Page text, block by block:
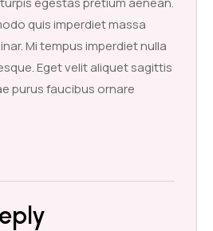
quis imperdiet massa
Mi tempus imperdiet nulla
Eget velit aliquet sagittis
purus faucibus ornare